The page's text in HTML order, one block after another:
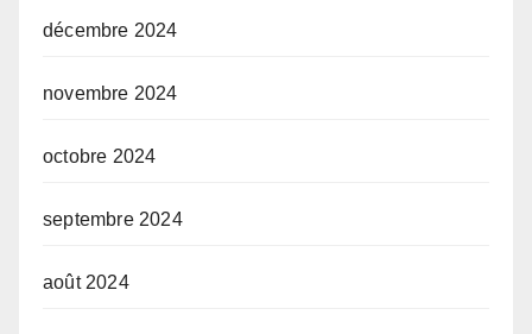
décembre 2024
novembre 2024
octobre 2024
septembre 2024
août 2024